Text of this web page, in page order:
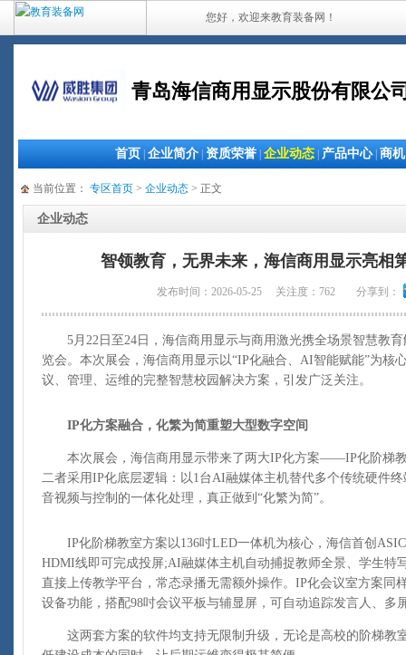
您好，欢迎来教育装备网！
青岛海信商用显示股份有限公
首页 企业简介 资质荣誉 企业动态 产品中心| 商机
当前位置： 专区首页 > 企业动态 > 正文
企业动态
智领教育，无界未来，海信商用显示亮相
发布时间：2026-05-25 关注度：762 分享到：
5月22日至24日，海信商用显示与商用激光携全场景智慧教育
览会。本次展会，海信商用显示以“IP化融合、AI智能赋能”为核
议、管理、运维的完整智慧校园解决方案，引发广泛关注。
IP化方案融合，化繁为简重塑大型数字空间
本次展会，海信商用显示带来了两大IP化方案——IP化阶梯教
二者采用IP化底层逻辑：以1台AI融媒体主机替代多个传统硬件
音视频与控制的一体化处理，真正做到“化繁为简”。
IP化阶梯教室方案以136吋LED一体机为核心，海信首创
HDMI线即可完成投屏;AI融媒体主机自动捕捉教师全景、学生特
直接上传教学平台，常态录播无需额外操作。IP化会议室方案同
设备功能，搭配98吋会议平板与辅显屏，可自动追踪发言人、多
这两套方案的软件均支持无限制升级，无论是高校的阶梯教